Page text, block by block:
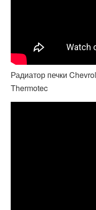
Радиатор печки
Thermotec